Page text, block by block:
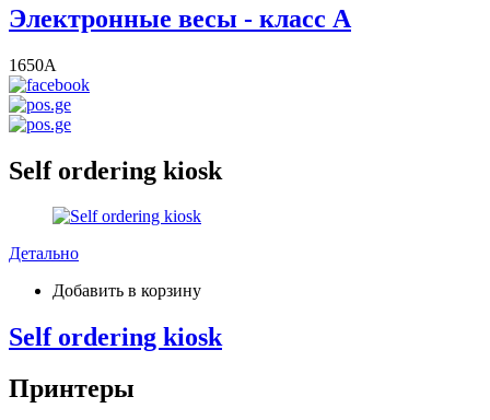
Электронные весы - класс А
1650A
Self ordering kiosk
Детально
Добавить в корзину
Self ordering kiosk
Принтеры